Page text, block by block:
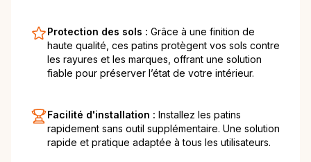
Protection des sols : Grâce à une finition de
haute qualité, ces patins protègent vos sols contre
les rayures et les marques, offrant une solution
fiable pour préserver l’état de votre intérieur.
Facilité d'installation : Installez les patins
rapidement sans outil supplémentaire. Une solution
rapide et pratique adaptée à tous les utilisateurs.